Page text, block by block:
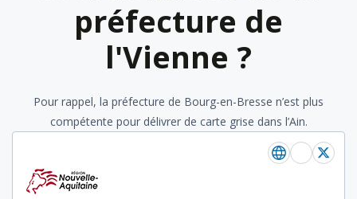
préfecture de
l'Vienne ?
Pour rappel, la préfecture de Bourg-en-Bresse n’est plus
compétente pour délivrer de carte grise dans l’Ain.